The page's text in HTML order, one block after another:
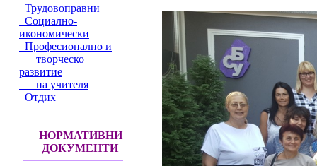
Трудовоправни
Социално-
икономически
Професионално и
творческо
развитие
на учителя
Отдих
НОРМАТИВНИ
ДОКУМЕНТИ